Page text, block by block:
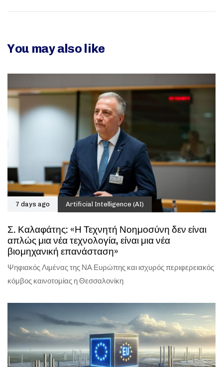
You may also like
7 days ago Artificial Intelligence (AI)
Σ. Καλαφάτης: «Η Τεχνητή Νοημοσύνη δεν είναι
απλώς μια νέα τεχνολογία, είναι μια νέα
βιομηχανική επανάσταση»
Ψηφιακός Λιμένας της ΝΑ Ευρώπης και ισχυρός περιφερειακός
κόμβος καινοτομίας η Θεσσαλονίκη